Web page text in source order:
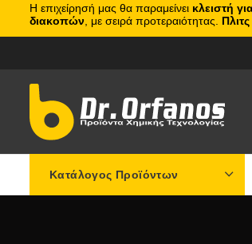
Κατάλογος Προϊόντων
Η επιχείρησή μας θα παραμείνει κλειστή
διακοπών , με σειρά προτεραιότητας.